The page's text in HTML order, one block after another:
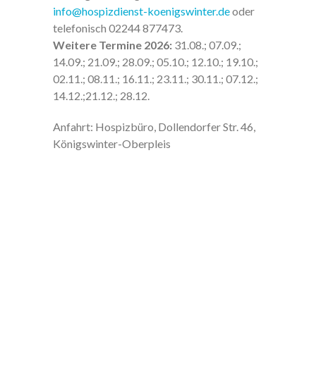
info@hospizdienst-koenigswinter.deoder
telefonisch 02244 877473.
Weitere Termine 2026:31.08.; 07.09.;
14.09.; 21.09.; 28.09.; 05.10.; 12.10.; 19.10.;
02.11.; 08.11.; 16.11.; 23.11.; 30.11.; 07.12.;
14.12.;21.12.; 28.12.
Anfahrt: Hospizbüro, Dollendorfer Str. 46,
Königswinter-Oberpleis